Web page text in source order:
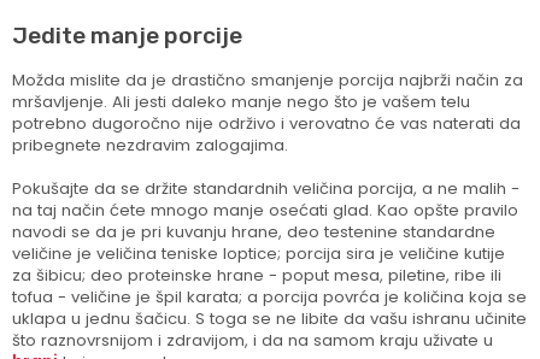
Jedite manje porcije
Možda mislite da je drastično smanjenje porcija najbrži način za
mršavljenje. Ali jesti daleko manje nego što je vašem telu
potrebno dugoročno nije održivo i verovatno će vas naterati da
pribegnete nezdravim zalogajima.
Pokušajte da se držite standardnih veličina porcija, a ne malih -
na taj način ćete mnogo manje osećati glad. Kao opšte pravilo
navodi se da je pri kuvanju hrane, deo testenine standardne
veličine je veličina teniske loptice; porcija sira je veličine kutije
za šibicu; deo proteinske hrane - poput mesa, piletine, ribe ili
tofua - veličine je špil karata; a porcija povrća je količina koja se
uklapa u jednu šačicu. S toga se ne libite da vašu ishranu učinite
što raznovrsnijom i zdravijom, i da na samom kraju uživate u